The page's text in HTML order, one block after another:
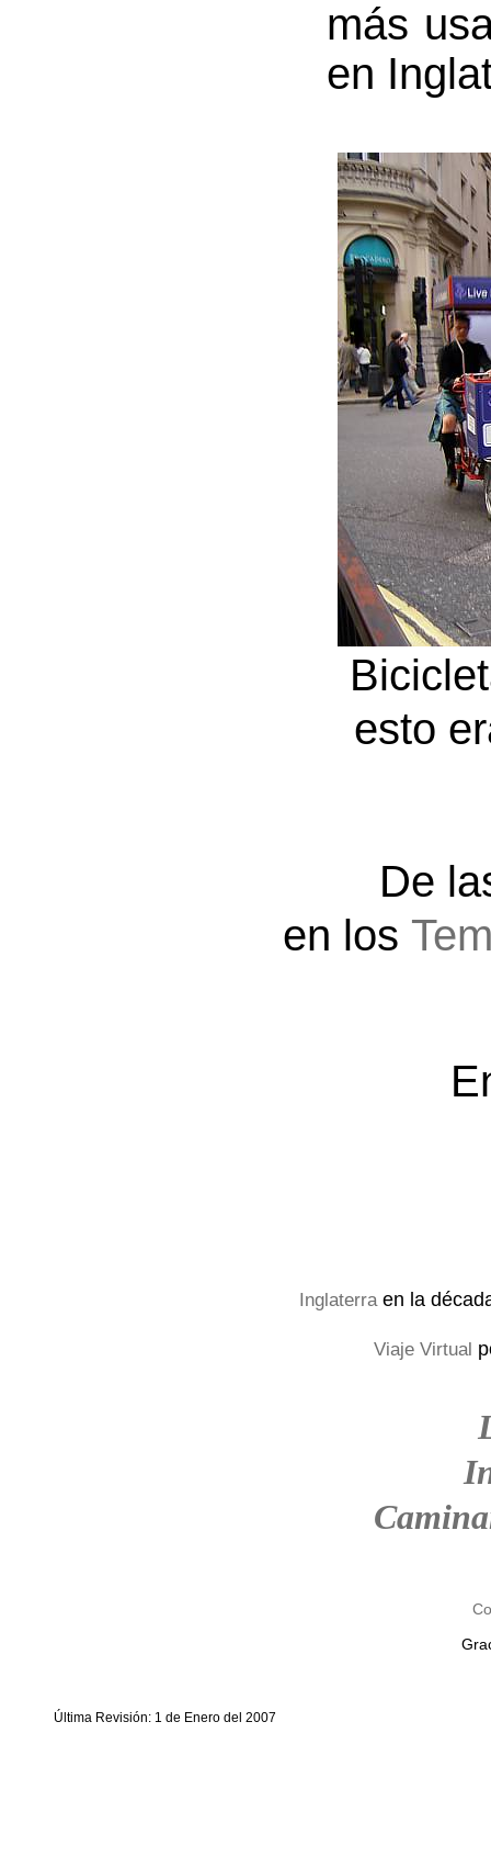
más
en
esto
De
en los
Inglaterraen la
Viaje Virtual
Última Revisión: 1 de Enero del 2007